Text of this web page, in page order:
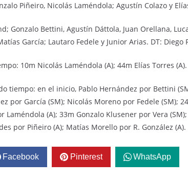
Piñeiro, Nicolás Laméndola; Agustín Colazo y
Gonzalo Bettini, Agustín Dáttola, Juan Orellana,
García; Lautaro Fedele y Junior Arias. DT: Diego
10m Nicolás Laméndola (A); 44m Elías Torres (A).
tiempo: en el inicio, Pablo Hernández por Bettini
por García (SM); Nicolás Moreno por Fedele (SM);
Laméndola (A); 33m Gonzalo Klusener por Vera
por Piñeiro (A); Matías Morello por R. González (A).
Facebook Pinterest WhatsApp